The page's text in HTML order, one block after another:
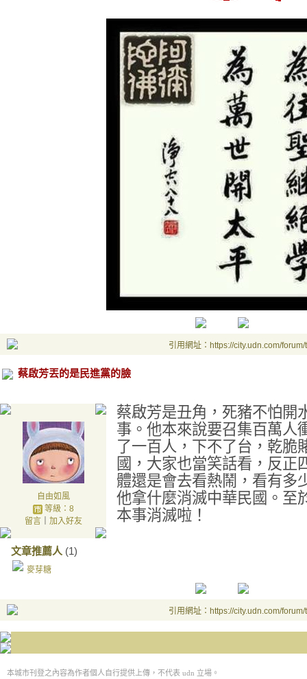
引用網址：https://city.udn.com/
蔡啟芳丟的是民進黨的臉
自由如風
等級：8
留言｜ 加入好友
文章推薦人 (1)
麥芽糖
蔡啟芳是丑角，死豬不怕開
事。他本來說要召集百萬人
了一百人，下不了台，乾脆
國，大家也當笑話看，反正
體還是會去看熱鬧，看有多
他拿什麼消滅中華民國。至
本事消滅啦！
引用網址：https://city.udn.com/
本城市刊登之內容為作者個人自行提供上傳，不代表 udn 立場。